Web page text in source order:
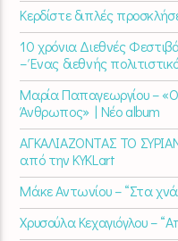
Κερδίστε διπλές
10 χρόνια Διεθνές
– Ένας διεθνής
Μαρία Παπαγεωργίου – «Ο
Άνθρωπος» | Νέο album
ΑΓΚΑΛΙΑΖΟΝΤΑΣ ΤΟ
από την KYKLart
Μάκε Αντωνίου – “Στα
Χρυσούλα Κεχαγιόγλου –